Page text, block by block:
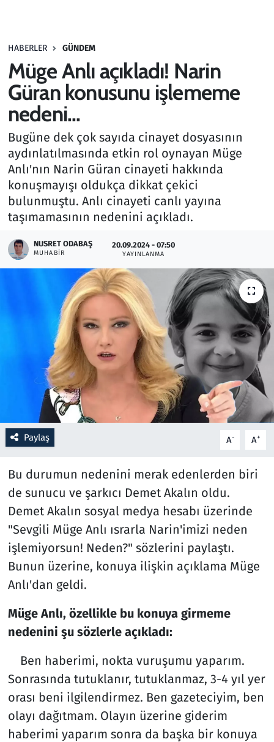
HABERLER GÜNDEM
Müge Anlı açıkladı! Narin
Güran konusunu işlememe
nedeni...
Bugüne dek çok sayıda cinayet dosyasının
aydınlatılmasında etkin rol oynayan Müge
Anlı'nın Narin Güran cinayeti hakkında
konuşmayışı oldukça dikkat çekici
bulunmuştu. Anlı cinayeti canlı yayına
taşımamasının nedenini açıkladı.
NUSRET ODABAŞ
MUHABIR
20.09.2024 - 07:50
YAYINLANMA
Paylaş A- A+
Bu durumun nedenini merak edenlerden biri
de sunucu ve şarkıcı Demet Akalın oldu.
Demet Akalın sosyal medya hesabı üzerinde
"Sevgili Müge Anlı ısrarla Narin'imizi neden
işlemiyorsun! Neden?" sözlerini paylaştı.
Bunun üzerine, konuya ilişkin açıklama Müge
Anlı'dan geldi.
Müge Anlı, özellikle bu konuya girmeme
nedenini şu sözlerle açıkladı:
Ben haberimi, nokta vuruşumu yaparım.
Sonrasında tutuklanır, tutuklanmaz, 3-4 yıl yer
orası beni ilgilendirmez. Ben gazeteciyim, ben
olayı dağıtmam. Olayın üzerine giderim
haberimi yaparım sonra da başka bir konuya
Haber
Kültür Sanat
Kurumsal Haberler
Lezzet Durağı
Memur ve Kamu
Otomobil
Oyun
Ramazan
Resmi İlanlar
Rüya Tabirleri
Sağlık
Savunma Sanayi
Seçim 2023
Teknoloji ve Bilim
Televizyon